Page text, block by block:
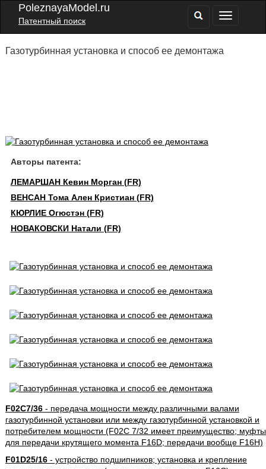
PoleznayaModel.ru
Патентный поиск
Газотурбинная установка и способ ее демонтажа
Авторы патента:
ЛЕМАРШАН Кевин Морган (FR)
ВЕНСАН Тома Ален Кристиан (FR)
КЮРЛИЕ Огюстэн (FR)
НОВАКОВСКИ Натали (FR)
F02C7/36- передача мощности между различными валами
газотурбинной установки или между газотурбинной установкой и
потребителем мощности (F02C 7/32 имеет преимущество; муфты
для передачи крутящего момента F16D; передачи вообще F16H)
F01D25/16- устройство подшипников; установка и крепление